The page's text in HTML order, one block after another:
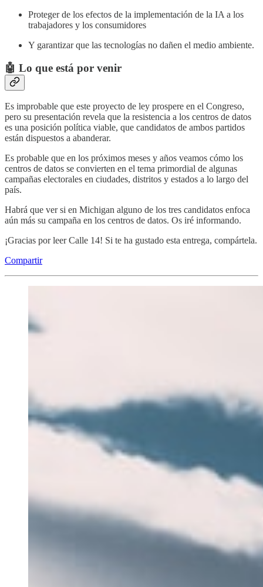
Proteger de los efectos de la implementación de la IA a los
trabajadores y los consumidores
Y garantizar que las tecnologías no dañen el medio ambiente.
🤖 Lo que está por venir
Es improbable que este proyecto de ley prospere en el Congreso,
pero su presentación revela que la resistencia a los centros de datos
es una posición política viable, que candidatos de ambos partidos
están dispuestos a abanderar.
Es probable que en los próximos meses y años veamos cómo los
centros de datos se convierten en el tema primordial de algunas
campañas electorales en ciudades, distritos y estados a lo largo del
país.
Habrá que ver si en Michigan alguno de los tres candidatos enfoca
aún más su campaña en los centros de datos. Os iré informando.
¡Gracias por leer Calle 14! Si te ha gustado esta entrega, compártela.
Compartir